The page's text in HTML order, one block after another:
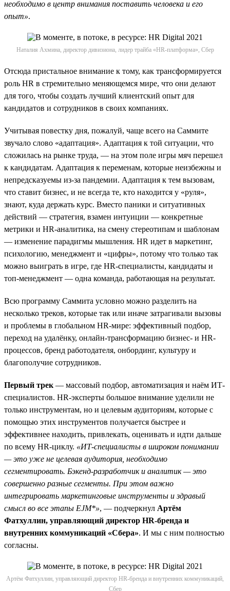
необходимо в центр внимания поставить человека и его
опыт».
Наталия Ахмина, директор дивизиона, лидер трайба «HR-платформа», Сбер
Отсюда пристальное внимание к тому, как трансформируется
роль HR в стремительно меняющемся мире, что они делают
для того, чтобы создать лучший клиентский опыт для
кандидатов и сотрудников в своих компаниях.
Учитывая повестку дня, пожалуй, чаще всего на Саммите
звучало слово «адаптация». Адаптация к той ситуации, что
сложилась на рынке труда, — на этом поле игры мяч перешел
к кандидатам. Адаптация к переменам, которые неизбежны и
непредсказуемы из-за пандемии. Адаптация к тем вызовам,
что ставит бизнес, и не всегда те, кто находится у «руля»,
знают, куда держать курс. Вместо паники и ситуативных
действий — стратегия, взамен интуиции — конкретные
метрики и HR-аналитика, на смену стереотипам и шаблонам
— изменение парадигмы мышления. HR идет в маркетинг,
психологию, менеджмент и «цифры», потому что только так
можно выиграть в игре, где HR-специалисты, кандидаты и
топ-менеджмент — одна команда, работающая на результат.
Всю программу Саммита условно можно разделить на
несколько треков, которые так или иначе затрагивали вызовы
и проблемы в глобальном HR-мире: эффективный подбор,
переход на удалёнку, онлайн-трансформацию бизнес- и HR-
процессов, бренд работодателя, онбординг, культуру и
благополучие сотрудников.
Первый трек — массовый подбор, автоматизация и наём ИТ-
специалистов. HR-эксперты большое внимание уделили не
только инструментам, но и целевым аудиториям, которые с
помощью этих инструментов получается быстрее и
эффективнее находить, привлекать, оценивать и идти дальше
по всему HR-циклу. «ИТ-специалисты в широком понимании
— это уже не целевая аудитория, необходимо
сегментировать. Бэкенд-разработчик и аналитик — это
совершенно разные сегменты. При этом важно
интегрировать маркетинговые инструменты и здравый
смысл во все этапы EJM*», — подчеркнул Артём
Фатхуллин, управляющий директор HR-бренда и
внутренних коммуникаций «Сбера». И мы с ним полностью
согласны.
Артём Фатхуллин, управляющий директор HR-бренда и внутренних коммуникаций,
Сбер